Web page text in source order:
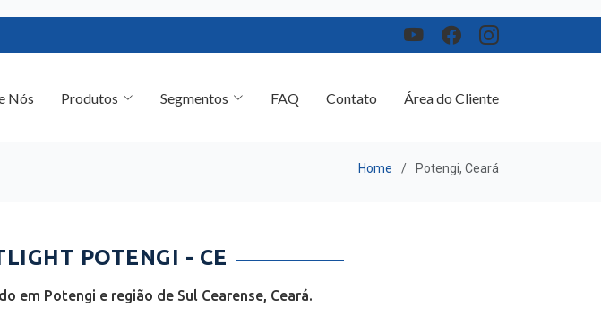
POTENGI - CE
em Potengi e região de Sul Cearense, Ceará.